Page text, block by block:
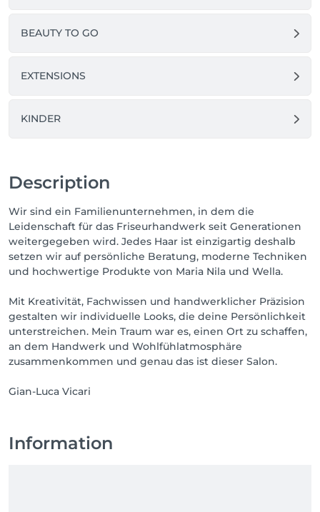
BEAUTY TO GO
EXTENSIONS
KINDER
Description
Wir sind ein Familienunternehmen, in dem die
Leidenschaft für das Friseurhandwerk seit Generationen
weitergegeben wird. Jedes Haar ist einzigartig deshalb
setzen wir auf persönliche Beratung, moderne Techniken
und hochwertige Produkte von Maria Nila und Wella.
Mit Kreativität, Fachwissen und handwerklicher Präzision
gestalten wir individuelle Looks, die deine Persönlichkeit
unterstreichen. Mein Traum war es, einen Ort zu schaffen,
an dem Handwerk und Wohlfühlatmosphäre
zusammenkommen und genau das ist dieser Salon.
Gian-Luca Vicari
Information